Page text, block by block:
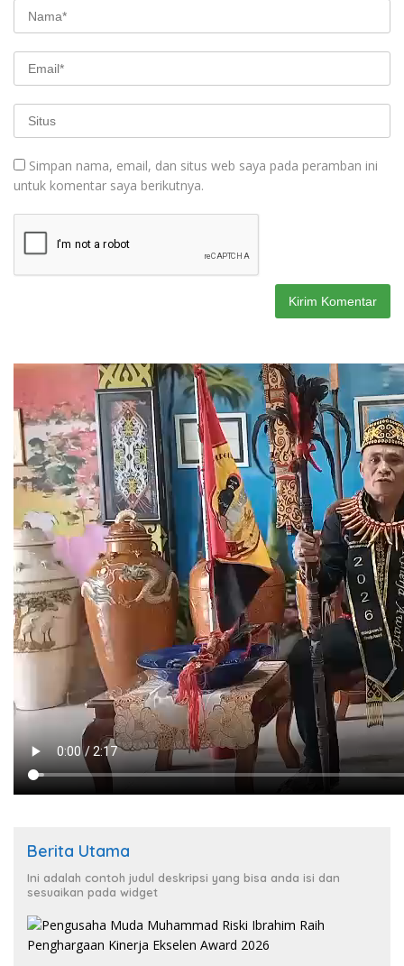
Simpan nama, email, dan situs web saya pada peramban ini
untuk komentar saya berikutnya.
Berita Utama
Ini adalah contoh judul deskripsi yang bisa anda isi dan
sesuaikan pada widget